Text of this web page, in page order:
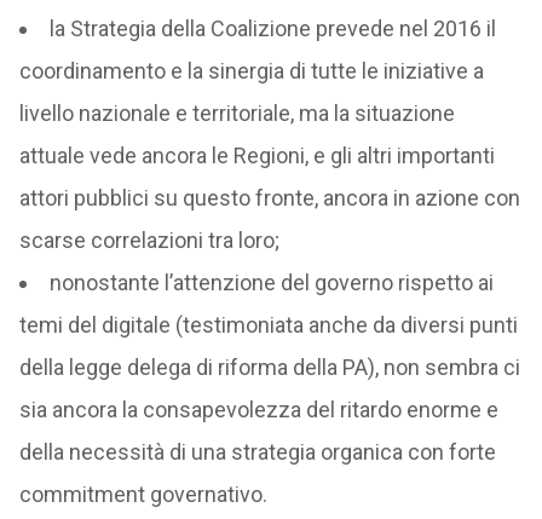
la Strategia della Coalizione prevede nel 2016 il
coordinamento e la sinergia di tutte le iniziative a
livello nazionale e territoriale, ma la situazione
attuale vede ancora le Regioni, e gli altri importanti
attori pubblici su questo fronte, ancora in azione con
scarse correlazioni tra loro;
nonostante l’attenzione del governo rispetto ai
temi del digitale (testimoniata anche da diversi punti
della legge delega di riforma della PA), non sembra ci
sia ancora la consapevolezza del ritardo enorme e
della necessità di una strategia organica con forte
commitment governativo.